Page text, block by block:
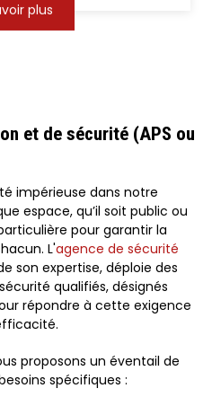
plus
et de sécurité (APS ou
impérieuse dans notre
espace, qu’il soit public ou
pour garantir la
L'agence de sécurité
de son expertise, déploie des
qualifiés, désignés
répondre à cette exigence
proposons un éventail de
spécifiques :